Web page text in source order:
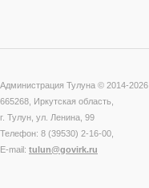
Администрация Тулуна © 2014-2026
665268, Иркутская область,
г. Тулун, ул. Ленина, 99
Телефон: 8 (39530) 2-16-00,
E-mail: tulun@govirk.ru